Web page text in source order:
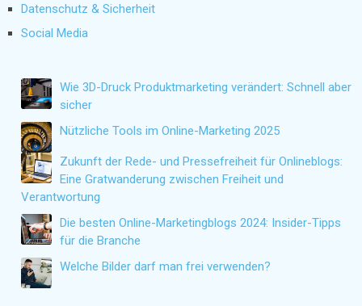
Datenschutz & Sicherheit
Social Media
Wie 3D-Druck Produktmarketing verändert: Schnell aber
sicher
Nützliche Tools im Online-Marketing 2025
Zukunft der Rede- und Pressefreiheit für Onlineblogs:
Eine Gratwanderung zwischen Freiheit und
Verantwortung
Die besten Online-Marketingblogs 2024: Insider-Tipps
für die Branche
Welche Bilder darf man frei verwenden?